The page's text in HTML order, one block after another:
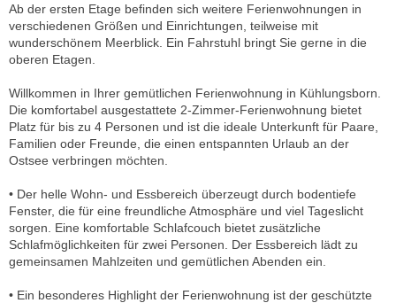
Ab der ersten Etage befinden sich weitere Ferienwohnungen in
verschiedenen Größen und Einrichtungen, teilweise mit
wunderschönem Meerblick. Ein Fahrstuhl bringt Sie gerne in die
oberen Etagen.
Willkommen in Ihrer gemütlichen Ferienwohnung in Kühlungsborn.
Die komfortabel ausgestattete 2-Zimmer-Ferienwohnung bietet
Platz für bis zu 4 Personen und ist die ideale Unterkunft für Paare,
Familien oder Freunde, die einen entspannten Urlaub an der
Ostsee verbringen möchten.
• Der helle Wohn- und Essbereich überzeugt durch bodentiefe
Fenster, die für eine freundliche Atmosphäre und viel Tageslicht
sorgen. Eine komfortable Schlafcouch bietet zusätzliche
Schlafmöglichkeiten für zwei Personen. Der Essbereich lädt zu
gemeinsamen Mahlzeiten und gemütlichen Abenden ein.
• Ein besonderes Highlight der Ferienwohnung ist der geschützte